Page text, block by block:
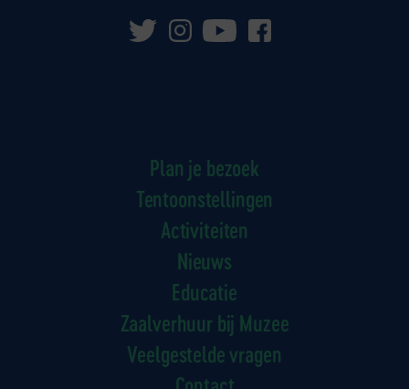
Plan je bezoek
Tentoonstellingen
Activiteiten
Nieuws
Educatie
Zaalverhuur bij Muzee
Veelgestelde vragen